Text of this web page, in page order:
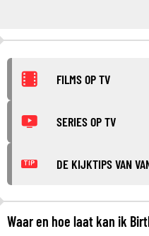
FILMS OP TV
SERIES OP TV
TIP DE KIJKTIPS VAN
Waar en hoe laat kan ik